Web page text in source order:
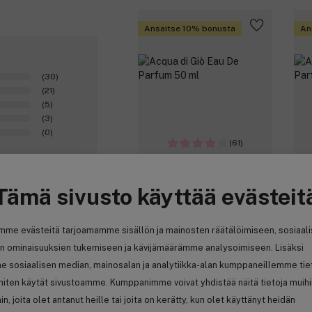
sivusto käyttää
evästeitä tarjoamamme sisällön ja mainosten räätälöimiseen,
ominaisuuksien tukemiseen ja kävijämäärämme analysoimiseen. Lisäksi
sosiaalisen median, mainosalan ja analytiikka-alan kumppaneillemme
käytät sivustoamme. Kumppanimme voivat yhdistää näitä tietoja
joita olet antanut heille tai joita on kerätty, kun olet käyttänyt heidän
Ansaitse 10% bonusta
(61)
Acqua di Giò Eau De Parfum 50
100,70 €
201,40 € / 100ml
Ansaitse 10% bonusta
(30)
(21)
(5)
(3)
(0)
0